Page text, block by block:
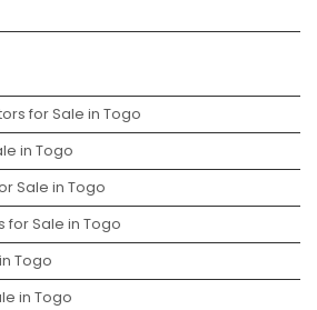
for Sale in Togo
in Togo
Sale in Togo
for Sale in Togo
Togo
in Togo